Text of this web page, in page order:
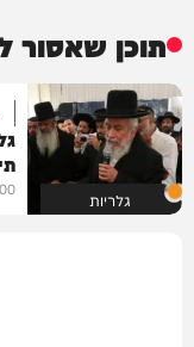
תוכן שאסור
גלריות